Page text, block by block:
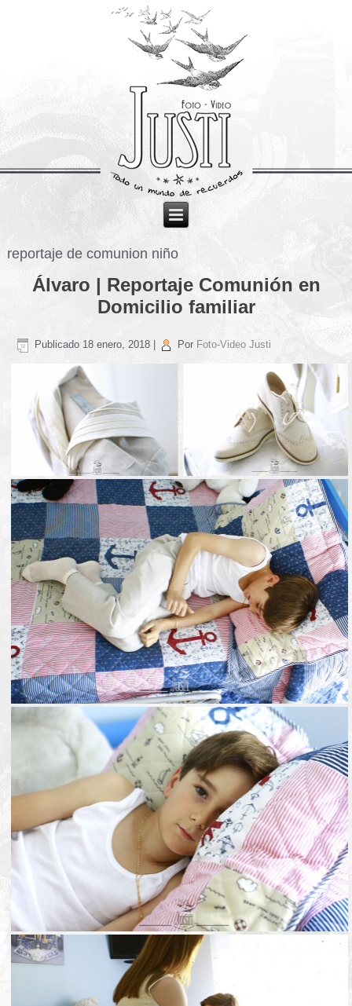
reportaje de comunion niño
Álvaro | Reportaje Comunión en
Domicilio familiar
Publicado 18 enero, 2018 Por Foto-Video Justi